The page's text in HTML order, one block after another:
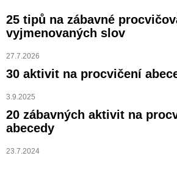
25 tipů na zábavné
vyjmenovaných slov
27.7.2026
30 aktivit na procvičení
3.9.2025
20 zábavných aktivit na
abecedy
23.7.2024